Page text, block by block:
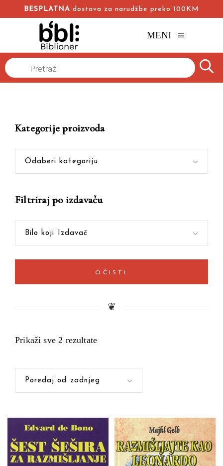
BESPLATNA dostava za narudžbe preko 100KM
MENI
Naslovna
Products
search
Prikaži sve 2 rezultate
Poredaj od zadnjeg
Kategorije proizvoda
Odaberi kategoriju
Filtriraj po izdavaču
Bilo koji Izdavač
OČISTI
❦